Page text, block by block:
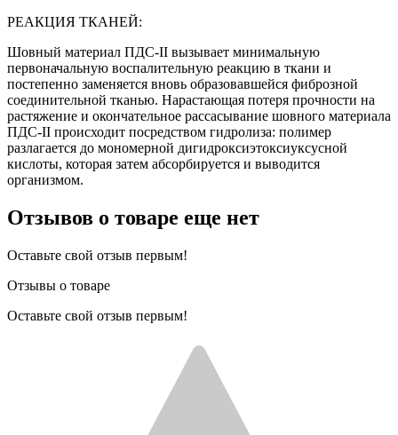
РЕАКЦИЯ ТКАНЕЙ:
Шовный материал ПДС-II вызывает минимальную
первоначальную воспалительную реакцию в ткани и
постепенно заменяется вновь образовавшейся фиброзной
соединительной тканью. Нарастающая потеря прочности на
растяжение и окончательное рассасывание шовного материала
ПДС-II происходит посредством гидролиза: полимер
разлагается до мономерной дигидроксиэтоксиуксусной
кислоты, которая затем абсорбируется и выводится
организмом.
Отзывов о товаре еще нет
Оставьте свой отзыв первым!
Отзывы о товаре
Оставьте свой отзыв первым!